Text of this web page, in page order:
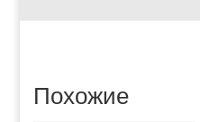
Похожие